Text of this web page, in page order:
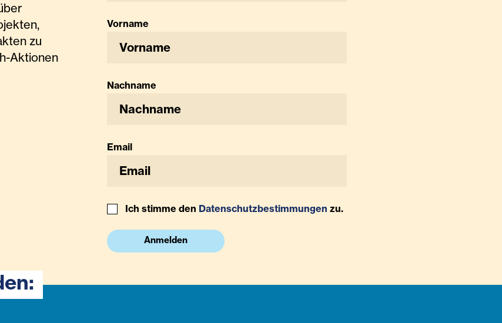
zu
Aktionen
Vorname
Nachname
Email
Ich stimme den Datenschutzbestimmungen zu.
Anmelden